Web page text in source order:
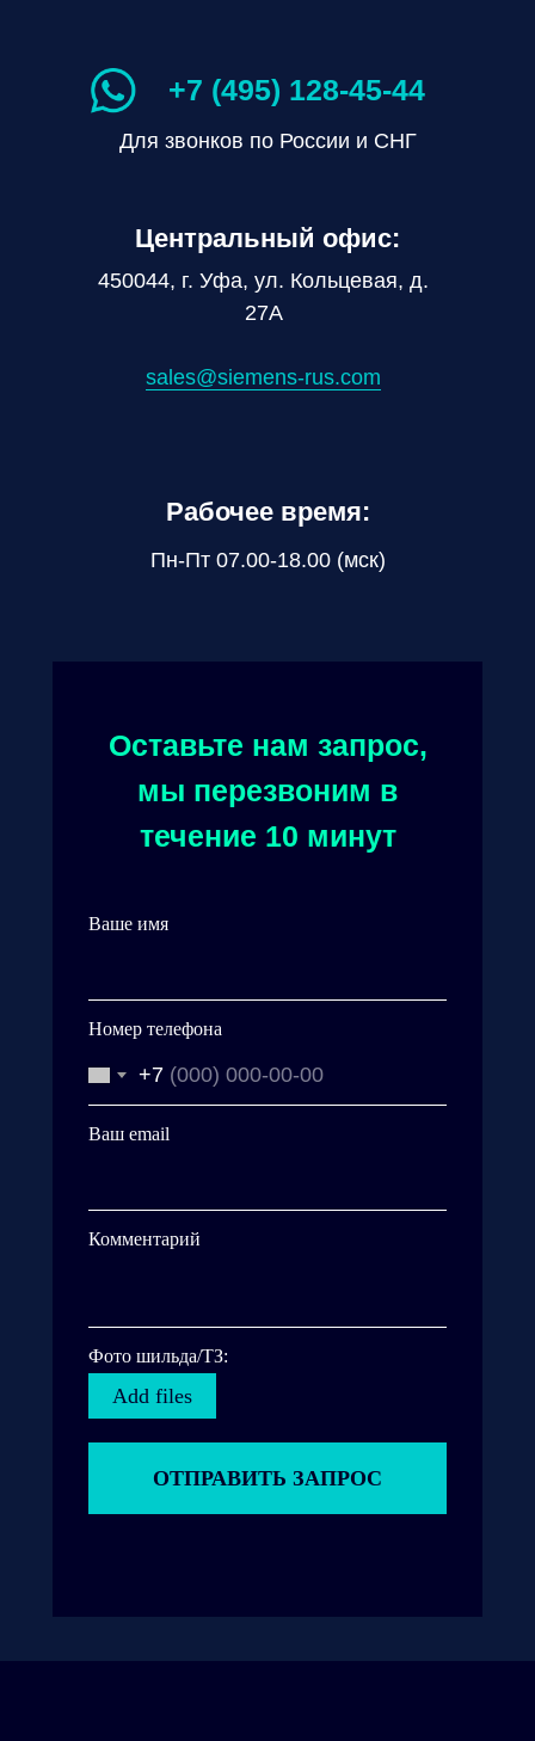
Оставьте нам запрос,
мы перезвоним в
течение 10 минут
Для звонков по России и СНГ
Ваше имя
Номер телефона
+7
Ваш email
Комментарий
Фото шильда/ТЗ:
Add files
ОТПРАВИТЬ ЗАПРОС
+7 (495) 128-45-44
450044, г. Уфа, ул. Кольцевая, д.
27А
sales@siemens-rus.com
Центральный офис:
Пн-Пт 07.00-18.00 (мск)
Рабочее время: